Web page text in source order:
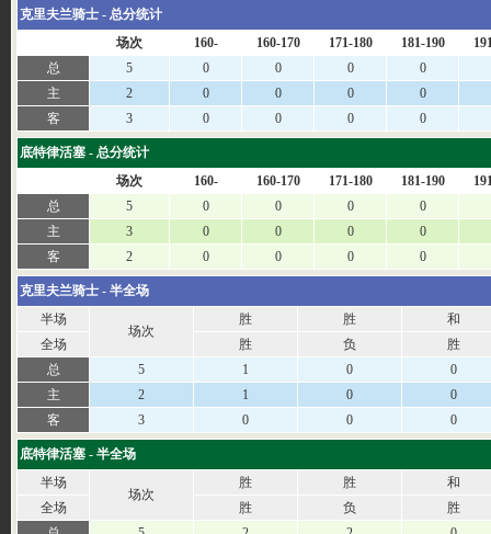
克里夫兰骑士 - 总分统计
场次
160- 160-170 171-180 181-190
总
5 0 0 0
0
主
2 0 0 0
0
客
3 0 0 0 0
底特律活塞 - 总分统计
场次
160- 160-170 171-180 181-190
总
5 0 0 0
0
主
3 0 0 0
0
客
2 0 0 0 0
克里夫兰骑士 - 半全场
半场
场次
胜 胜
和
全场
胜 负
胜
总
5 1 0
0
主
2 1 0
0
客
3 0 0 0
底特律活塞 - 半全场
半场
场次
胜 胜
和
全场
胜 负
胜